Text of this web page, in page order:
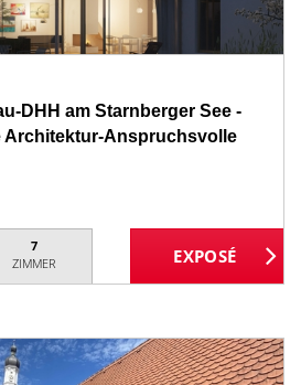
DHH am Starnberger See -
Architektur-Anspruchsvolle
7
ZIMMER